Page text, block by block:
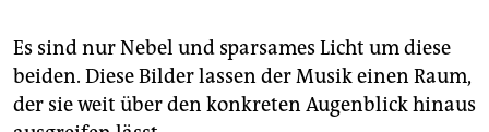
Es sind nur Nebel und sparsames Licht um diese
beiden. Diese Bilder lassen der Musik einen Raum,
der sie weit über den konkreten Augenblick hinaus